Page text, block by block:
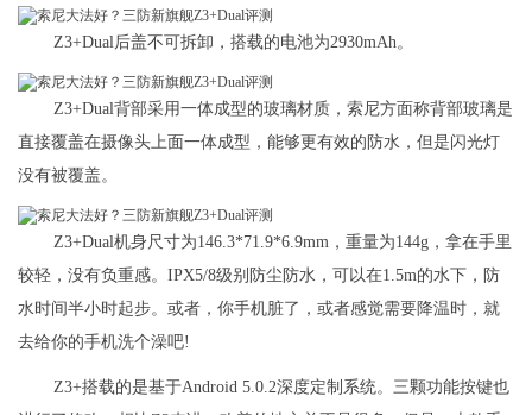
Z3+Dual后盖不可拆卸，搭载的电池为2930mAh。
Z3+Dual背部采用一体成型的玻璃材质，索尼方面称背部玻璃是
直接覆盖在摄像头上面一体成型，能够更有效的防水，但是闪光灯
没有被覆盖。
Z3+Dual机身尺寸为146.3*71.9*6.9mm，重量为144g，拿在手里
较轻，没有负重感。IPX5/8级别防尘防水，可以在1.5m的水下，防
水时间半小时起步。或者，你手机脏了，或者感觉需要降温时，就
去给你的手机洗个澡吧!
Z3+搭载的是基于Android 5.0.2深度定制系统。三颗功能按键也